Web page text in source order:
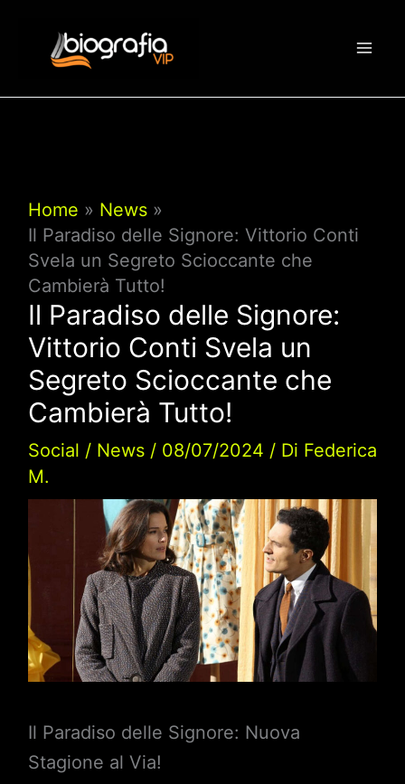
contenuto
Home
News
Il Paradiso delle Signore: Vittorio Conti
Svela un Segreto Scioccante che
Cambierà Tutto!
Il Paradiso delle Signore:
Vittorio Conti Svela un
Segreto Scioccante che
Cambierà Tutto!
Social / News/ 08/07/2024 / Di Federica
M.
Il Paradiso delle Signore: Nuova
Stagione al Via!